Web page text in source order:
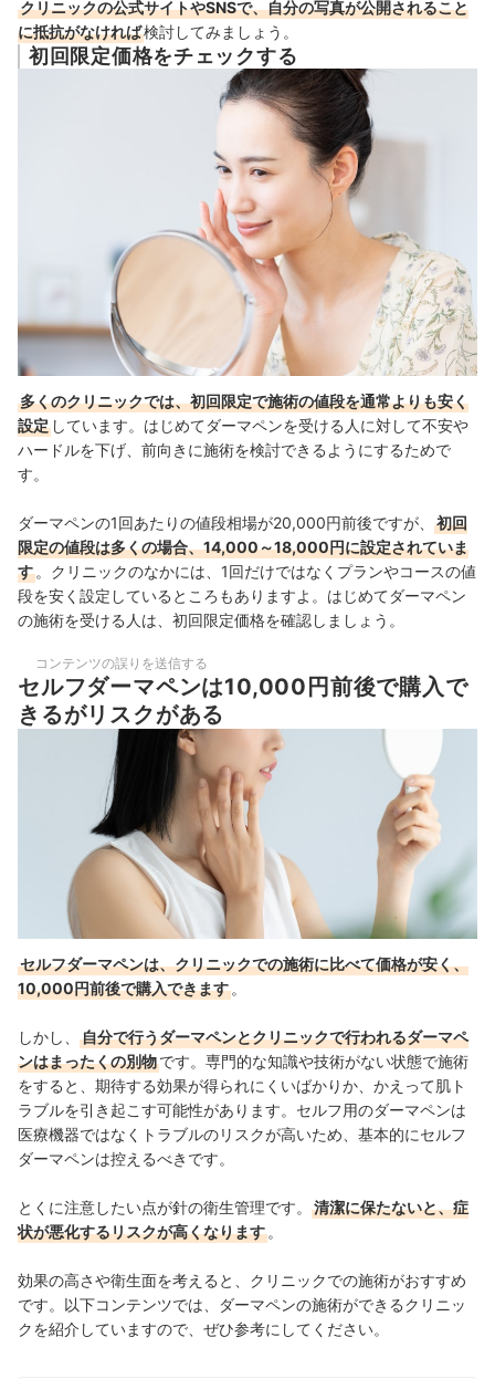
クリニックの公式サイトやSNSで、自分の写真が公開されること
に抵抗がなければ検討してみましょう。
初回限定価格をチェックする
多くのクリニックでは、初回限定で施術の値段を通常よりも安く
設定 しています。はじめてダーマペンを受ける人に対して不安や
ハードルを下げ、前向きに施術を検討できるようにするためで
す。
ダーマペンの1回あたりの値段相場が20,000円前後ですが、
初回
限定の値段は多くの場合、14,000～18,000円に設定されていま
す 。クリニックのなかには、1回だけではなくプランやコースの値
段を安く設定しているところもありますよ。はじめてダーマペン
の施術を受ける人は、初回限定価格を確認しましょう。
コンテンツの誤りを送信する
セルフダーマペンは10,000円前後で購入で
きるがリスクがある
セルフダーマペンは、クリニックでの施術に比べて価格が安く、
10,000円前後で購入できます 。
しかし、
自分で行うダーマペンとクリニックで行われるダーマペ
ンはまったくの別物です。専門的な知識や技術がない状態で施術
をすると、期待する効果が得られにくいばかりか、かえって肌ト
ラブルを引き起こす可能性があります。セルフ用のダーマペンは
医療機器ではなくトラブルのリスクが高いため、基本的にセルフ
ダーマペンは控えるべきです。
とくに注意したい点が針の衛生管理です。
清潔に保たないと、症
状が悪化するリスクが高くなります 。
効果の高さや衛生面を考えると、クリニックでの施術がおすすめ
です。以下コンテンツでは、ダーマペンの施術ができるクリニッ
クを紹介していますので、ぜひ参考にしてください。